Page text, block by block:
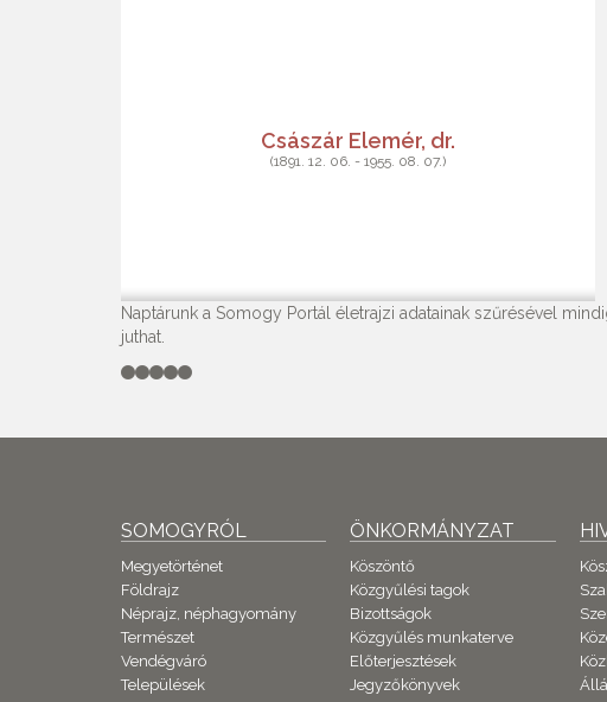
Császár Elemér, dr.
(1891. 12. 06. - 1955. 08. 07.)
Naptárunk a Somogy Portál életrajzi adatainak szűrésével
juthat.
SOMOGYRÓL
Megyetörténet
Földrajz
Néprajz, néphagyomány
Természet
Vendégváró
Települések
ÖNKORMÁNYZAT
Köszöntő
Közgyűlési tagok
Bizottságok
Közgyűlés munkaterve
Előterjesztések
Jegyzőkönyvek